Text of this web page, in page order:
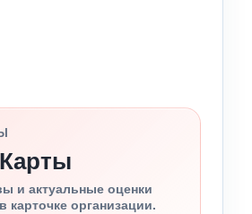
и актуальные оценки
карточке организации.